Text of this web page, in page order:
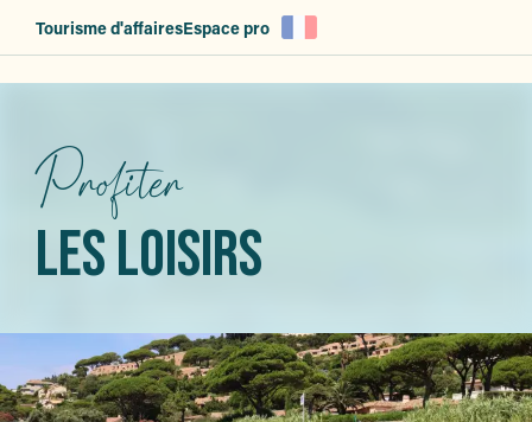
Tourisme d'affairesEspace pro
Profiter
LES LOISIRS